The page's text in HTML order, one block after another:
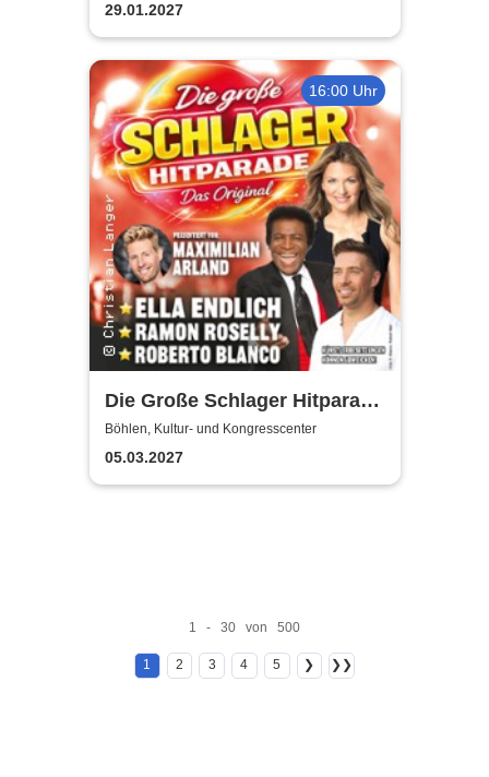
29.01.2027
16:00 Uhr
Die Große Schlager Hitparade
- Das Original - 2027
Böhlen, Kultur- und Kongresscenter
05.03.2027
1 - 30 von 500
1 2 3 4 5 ❯ ❯❯